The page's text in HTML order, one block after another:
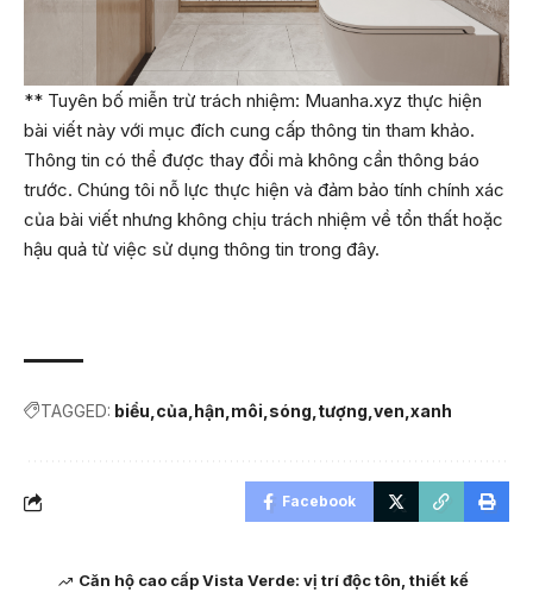
** Tuyên bố miễn trừ trách nhiệm: Muanha.xyz thực hiện
bài viết này với mục đích cung cấp thông tin tham khảo.
Thông tin có thể được thay đổi mà không cần thông báo
trước. Chúng tôi nỗ lực thực hiện và đảm bảo tính chính xác
của bài viết nhưng không chịu trách nhiệm về tổn thất hoặc
hậu quả từ việc sử dụng thông tin trong đây.
TAGGED: biểu của hận môi sóng tượng ven xanh
Facebook
Căn hộ cao cấp Vista Verde: vị trí độc tôn, thiết kế